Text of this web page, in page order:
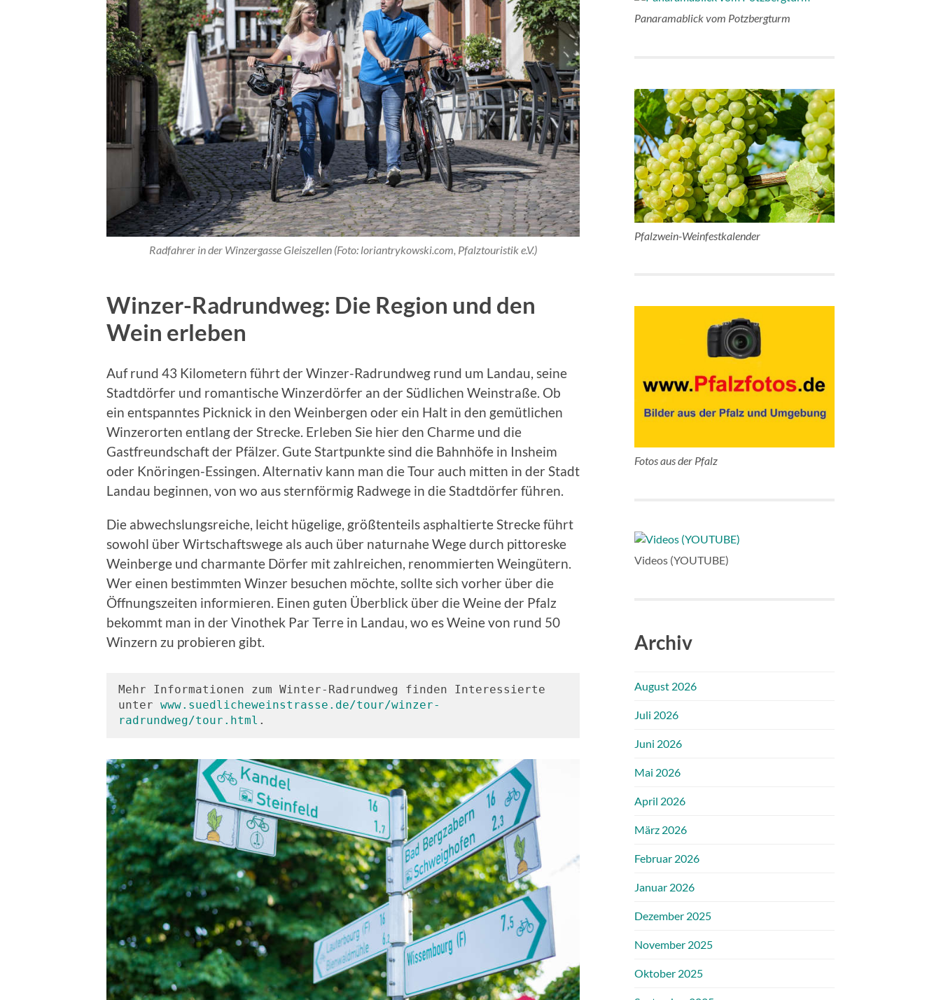
Radfahrer in der Winzergasse Gleiszellen (Foto: loriantrykowski.com, Pfalztouristik e.V.)
Winzer-Radrundweg: Die Region und den
Wein erleben
Auf rund 43 Kilometern führt der Winzer-Radrundweg rund um Landau, seine
Stadtdörfer und romantische Winzerdörfer an der Südlichen Weinstraße. Ob
ein entspanntes Picknick in den Weinbergen oder ein Halt in den gemütlichen
Winzerorten entlang der Strecke. Erleben Sie hier den Charme und die
Gastfreundschaft der Pfälzer. Gute Startpunkte sind die Bahnhöfe in Insheim
oder Knöringen-Essingen. Alternativ kann man die Tour auch mitten in der Stadt
Landau beginnen, von wo aus sternförmig Radwege in die Stadtdörfer führen.
Die abwechslungsreiche, leicht hügelige, größtenteils asphaltierte Strecke führt
sowohl über Wirtschaftswege als auch über naturnahe Wege durch pittoreske
Weinberge und charmante Dörfer mit zahlreichen, renommierten Weingütern.
Wer einen bestimmten Winzer besuchen möchte, sollte sich vorher über die
Öffnungszeiten informieren. Einen guten Überblick über die Weine der Pfalz
bekommt man in der Vinothek Par Terre in Landau, wo es Weine von rund 50
Winzern zu probieren gibt.
Mehr Informationen zum Winter-Radrundweg finden Interessierte
unter www.suedlicheweinstrasse.de/tour/winzer-
radrundweg/tour.html .
Panaramablick vom Potzbergturm
Pfalzwein-Weinfestkalender
Fotos aus der Pfalz
Videos (YOUTUBE)
Archiv
August 2026
Juli 2026
Juni 2026
Mai 2026
April 2026
März 2026
Februar 2026
Januar 2026
Dezember 2025
November 2025
Oktober 2025